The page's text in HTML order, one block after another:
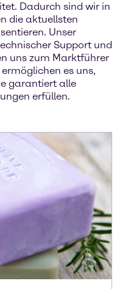
Dadurch sind wir in
die aktuellsten
Unser
Support und
uns zum Marktführer
es uns,
garantiert alle
erfüllen.